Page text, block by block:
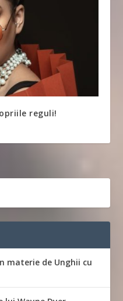
reguli!
materie de Unghii cu